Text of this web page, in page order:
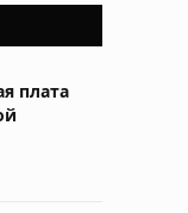
плата